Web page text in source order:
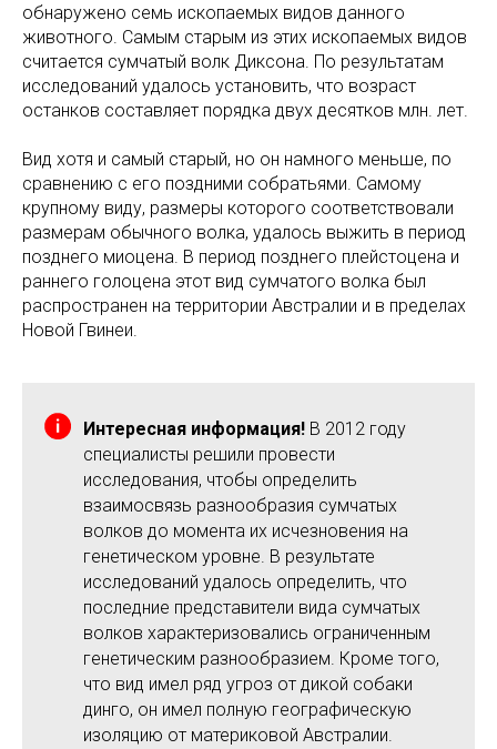
обнаружено семь ископаемых видов данного
животного. Самым старым из этих ископаемых видов
считается сумчатый волк Диксона. По результатам
исследований удалось установить, что возраст
останков составляет порядка двух десятков млн. лет.
Вид хотя и самый старый, но он намного меньше, по
сравнению с его поздними собратьями. Самому
крупному виду, размеры которого соответствовали
размерам обычного волка, удалось выжить в период
позднего миоцена. В период позднего плейстоцена и
раннего голоцена этот вид сумчатого волка был
распространен на территории Австралии и в пределах
Новой Гвинеи.
Интересная информация! В 2012 году
специалисты решили провести
исследования, чтобы определить
взаимосвязь разнообразия сумчатых
волков до момента их исчезновения на
генетическом уровне. В результате
исследований удалось определить, что
последние представители вида сумчатых
волков характеризовались ограниченным
генетическим разнообразием. Кроме того,
что вид имел ряд угроз от дикой собаки
динго, он имел полную географическую
изоляцию от материковой Австралии.